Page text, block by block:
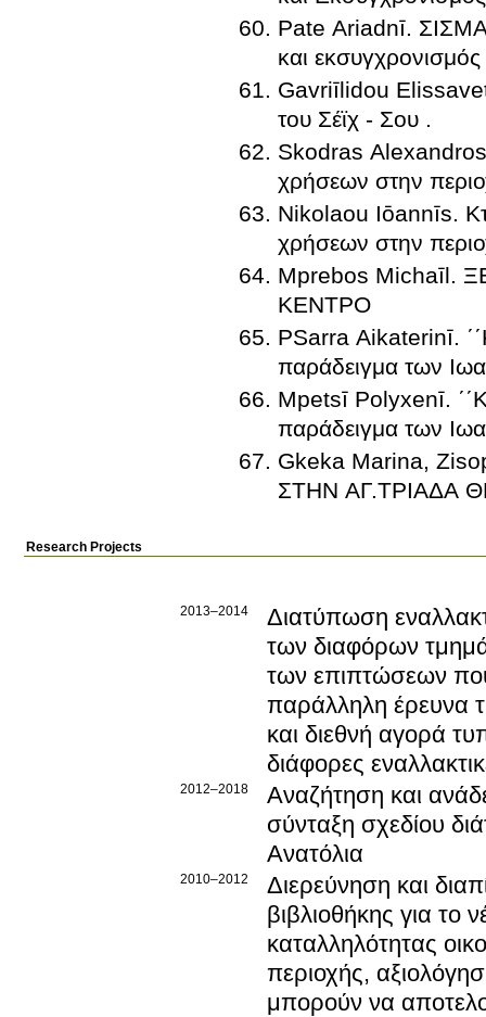
Pate Ariadnī.
και εκσυγχρονισμός
Gavriīlidou
του Σέϊχ - Σου .
Skodras
χρήσεων στην
Nikolaou Iōannīs.
χρήσεων στην
Mprebos Michaīl.
ΚΕΝΤΡΟ
PSarra Aikaterinī.
παράδειγμα των
Mpetsī Polyxenī.
παράδειγμα των
Gkeka Marina, Zisopoulou
ΣΤΗΝ ΑΓ.ΤΡΙΑΔΑ
Research Projects
2013–2014
Διατύπωση
των διαφόρων
των επιπτώσεων
παράλληλη έρευνα
και διεθνή αγορά
διάφορες
2012–2018
Αναζήτηση και
σύνταξη σχεδίου
Ανατόλια
2010–2012
Διερεύνηση και
βιβλιοθήκης για το
καταλληλότητας
περιοχής,
μπορούν να